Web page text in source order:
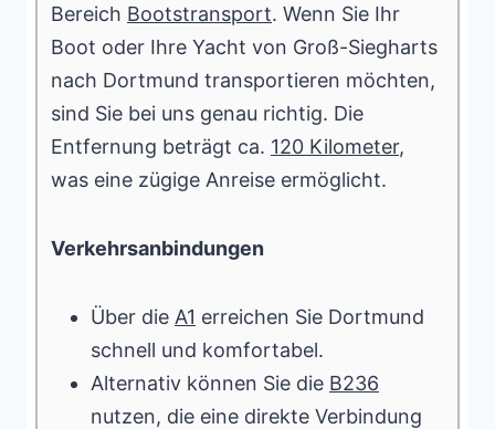
Bereich Bootstransport. Wenn Sie Ihr
Boot oder Ihre Yacht von Groß-Siegharts
nach Dortmund transportieren möchten,
sind Sie bei uns genau richtig. Die
Entfernung beträgt ca. 120 Kilometer,
was eine zügige Anreise ermöglicht.
Verkehrsanbindungen
Über die A1 erreichen Sie Dortmund
schnell und komfortabel.
Alternativ können Sie die B236
nutzen, die eine direkte Verbindung